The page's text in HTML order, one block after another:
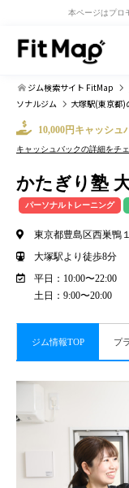
本ページはプロ
ジム検索サイト FitMap
ソナルジム
大塚駅(東京都)
10,000円キャッシュ
キャッシュバックの詳細をチ
かたぎり塾
パーソナルトレーニング
東京都豊島区西巣鴨
大塚駅より徒歩8分
平日：10:00〜22:00
土日：9:00〜20:00
ジム情報TOP プ